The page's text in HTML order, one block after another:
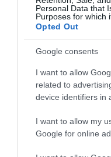
Personal Data that
Purposes for which
Opted Out
Google consents
I want to allow
related to
device identifiers in
I want to allow my
Google for online
56 ISLES PILSNER